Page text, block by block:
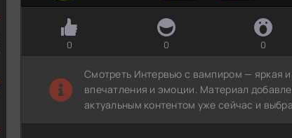
0 0 0
Смотреть Интервью с вампиром — яркая
впечатления и эмоции. Материал
актуальным контентом уже сейчас и